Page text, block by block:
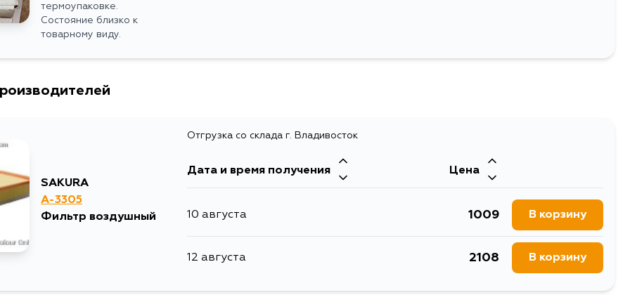
термоупаковке.
Состояние близко к
товарному виду.
SAKURA
A-3305
Фильтр воздушный
Отгрузка со склада г. Владивосток
Дата и время получения Цена
10 августа 1009 В корзину
12 августа 2108 В корзину